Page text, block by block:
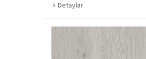
Detaylar